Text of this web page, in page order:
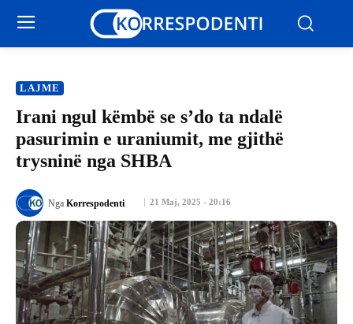
LAJME
Irani ngul këmbë se s’do ta ndalë
pasurimin e uraniumit, me gjithë
trysninë nga SHBA
21 Maj, 2025 - 20:16
Nga Korrespodenti